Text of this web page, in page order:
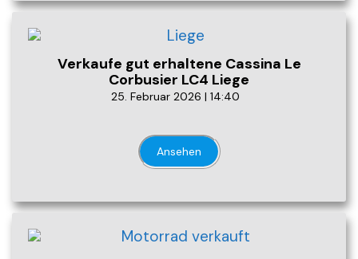
Verkaufe gut erhaltene Cassina Le
Corbusier LC4 Liege
25. Februar 2026 | 14:40
Ansehen